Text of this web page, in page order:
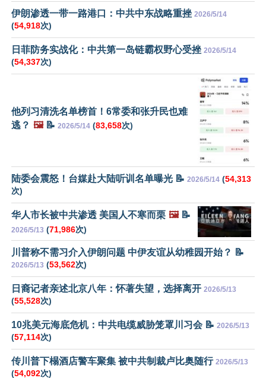
伊朗渗透一带一路港口：中共中东战略重挫 2026/5/14
(54,918次)
日菲防务实战化：中共第一岛链霸权野心受挫 2026/5/14
(54,337次)
他列习清洗名单榜首！6常委和张升民也难
逃？ 🖼️📝 2026/5/14 (83,658次)
陆委会震怒！台媒赴大陆听训名单曝光 📝 2026/5/14 (54,313
次)
华人市长被中共渗透 美国人不寒而栗 🖼️📝
2026/5/13 (71,986次)
川普称不需习介入伊朗问题 中伊友谊从幼稚园开始？ 📝
2026/5/13 (53,562次)
日裔记者亲述北京八年：怀著失望，选择离开 2026/5/13
(55,528次)
10兆美元海底危机：中共电缆威胁笼罩川习会 📝 2026/5/13
(57,114次)
传川普下榻酒店警车聚集 被中共制裁卢比奥随行 2026/5/13
(54,092次)